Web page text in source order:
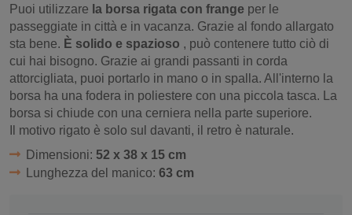
Puoi utilizzare la borsa rigata con frange per le
passeggiate in città e in vacanza. Grazie al fondo allargato
sta bene. È solido e spazioso , può contenere tutto ciò di
cui hai bisogno. Grazie ai grandi passanti in corda
attorcigliata, puoi portarlo in mano o in spalla. All'interno la
borsa ha una fodera in poliestere con una piccola tasca. La
borsa si chiude con una cerniera nella parte superiore.
Il motivo rigato è solo sul davanti, il retro è naturale.
Dimensioni: 52 x 38 x 15 cm
Lunghezza del manico: 63 cm